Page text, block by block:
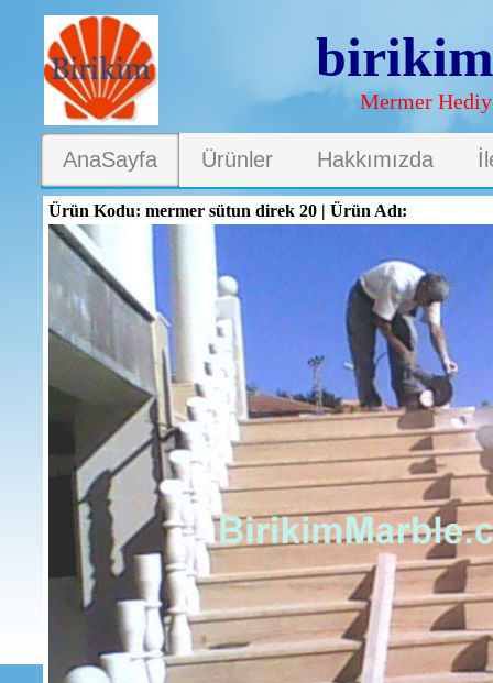
Mermer
AnaSayfa Ürünler Hakkımızda
Ürün Kodu: mermer sütun direk 20 | Ürün Adı: